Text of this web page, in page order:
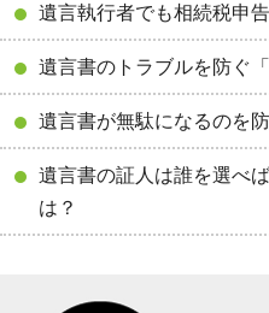
遺言執行者でも相続税申
遺言書のトラブルを防ぐ
遺言書が無駄になるのを
遺言書の証人は誰を選べ
は？